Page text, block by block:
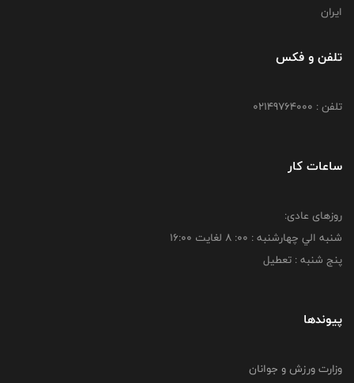
ایران
تلفن و فکس
تلفن : 02149764000
ساعات کار
روزهای عادی:
شنبه الي چهارشنبه : 00: 8 لغايت 16:00
پنج شنبه : تعطیل
پیوندها
وزارت ورزش و جوانان